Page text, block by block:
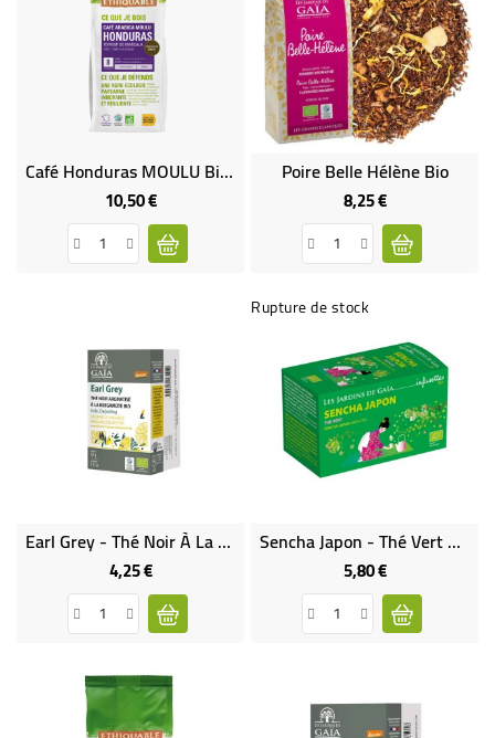
Café Honduras MOULU Bio & Équitable - 250 Gr
10,50 €Prix
Poire Belle Hélène Bio
8,25 €Prix
Earl Grey - Thé Noir À La Bergamote Bio & Demeter & Équitable
4,25 €Prix
Rupture de stock
Sencha Japon - Thé Vert Nature Bio
5,80 €Prix